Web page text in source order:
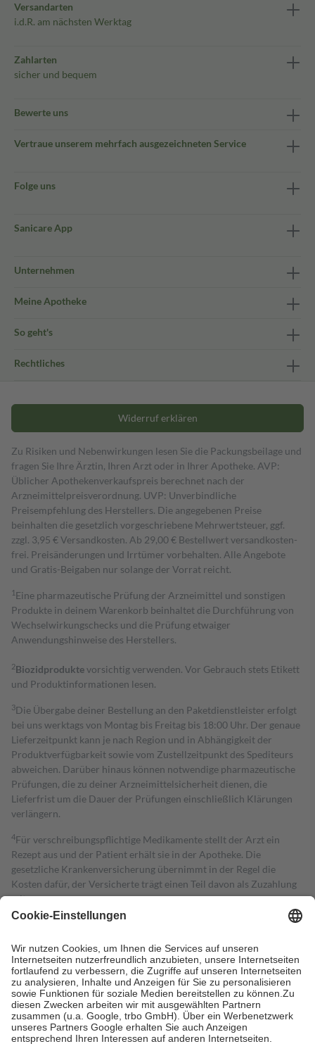
Versandarten
i.d.R. am nächsten Werktag
Zahlarten
sicher und bequem
Bewerte uns
Vertraue unserem mehrfach ausgezeichneten Service
Folge uns
Sanicare App
Unternehmen
Meine Apotheke
So geht's
Rechtliches
Widerruf erklären
Zu Risiken und Nebenwirkungen lesen Sie die Packungsbeilage und
fragen Sie Ihre Ärztin, Ihren Arzt oder in Ihrer Apotheke. AVP:
Üblicher Apothekenverkaufspreis berechnet nach der
Arzneimittelpreisverordnung. UVP: Unverbindliche
Preisempfehlung des Herstellers. Die angegebenen Preise
beinhalten die gesetzlich vorgeschriebene Mehrwertsteuer, ggf.
zzgl. 3,95 € Versandkosten. Ab 29,00 € Bestell­wert versand­kosten­
frei. Preisänderungen und Irrtümer vorbehalten. Alle Angebote
und Gratis-Beigaben nur solange der Vorrat reicht.
1 Eine pharmazeutische Prüfung der Arzneimittel und sonstigen
Produkte in deinem Warenkorb beinhaltet die Durchführung von
Wechselwirkungschecks und die Prüfung etwaiger
Anwendungshinweise des Herstellers.
2Biozidproduktevorsichtig verwenden. Vor Gebrauch stets Etikett
und Produktinformationen lesen.
3Die Übergabe deiner Bestellung an den Paketdienstleister erfolgt
bei uns werktags von Montag bis Freitag bis 18:00 Uhr. Der genaue
Lieferzeitpunkt kann je nach Region und in Abhängigkeit der
Produktverfügbarkeit sowie vom Zustellzeitpunkt des Spediteurs
abweichen. Darüber hinaus können notwendige pharmazeutische
Prüfungen, die zu deiner Arzneimittelsicherheit dienen, die
Lieferfrist um die Dauer der Prüfungen einschließlich Klärungen
verlängern.
4Für verschreibungspflichtige Medikamente stellt der Arzt ein
Rezept aus und der Patient erhält sie in der Apotheke. Die
gesetzliche Krankenversicherung übernimmt in der Regel die
Kosten dafür, der Versicherte trägt einen Teil davon als Zuzahlung
mit.
Grundsätzlich leisten Mitglieder Zuzahlungen in Höhe von zehn
höchstens zehn Euro.
Es sind jedoch nie mehr als die tatsächlichen
Kosten der Leistung zu entrichten.
Diese Regeln gelten grundsätzlich auch für Online-Apotheken.
Bei Heilmitteln und häuslicher Krankenpflege beträgt die
Zuzahlung zehn Prozent der Kosten sowie zehn Euro je
Verordnung.
Um das Engagement der Versicherten für ihre eigene Gesundheit zu
stärken und die besondere Stellung der Familie zu unterstützen,